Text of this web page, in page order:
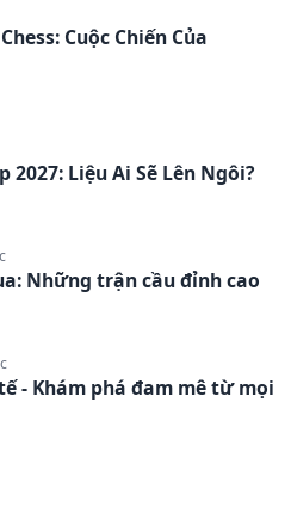
Cuộc Chiến Của
2027: Liệu Ai Sẽ Lên Ngôi?
Những trận cầu đỉnh cao
- Khám phá đam mê từ mọi